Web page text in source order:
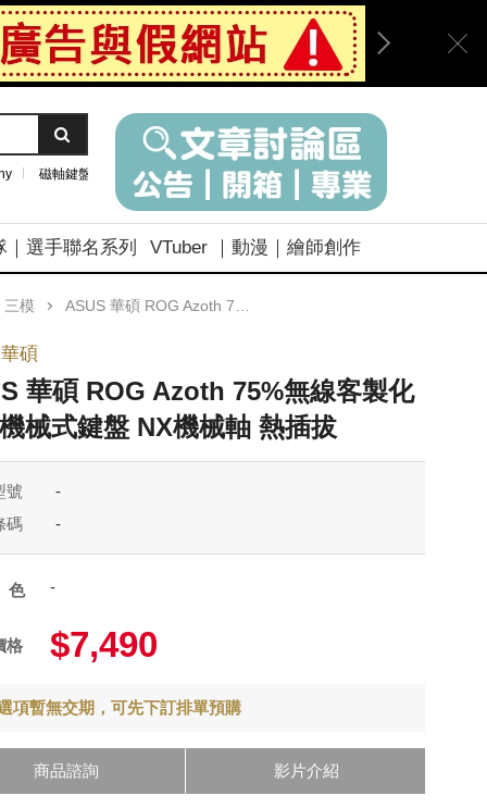
磁軸鍵盤
｜選手聯名系列 VTuber ｜動漫｜繪師創作
三模 ASUS 華碩 ROG Azoth 75%無線客製化電競機械式鍵盤 NX機械軸 熱插拔
碩
華碩 ROG Azoth 75%無線客製化
械式鍵盤 NX機械軸 熱插拔
號
-
碼
-
色
-
格 $7,490
項暫無交期，可先下訂排單預購
商品諮詢 影片介紹